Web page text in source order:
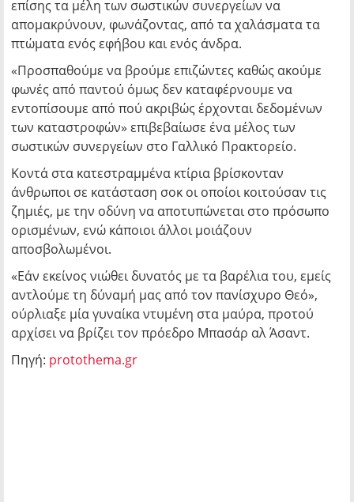
επίσης τα μέλη των σωστικών συνεργείων να
απομακρύνουν, φωνάζοντας, από τα χαλάσματα τα
πτώματα ενός εφήβου και ενός άνδρα.
«Προσπαθούμε να βρούμε επιζώντες καθώς ακούμε
φωνές από παντού όμως δεν καταφέρνουμε να
εντοπίσουμε από πού ακριβώς έρχονται δεδομένων
των καταστροφών» επιβεβαίωσε ένα μέλος των
σωστικών συνεργείων στο Γαλλικό Πρακτορείο.
Κοντά στα κατεστραμμένα κτίρια βρίσκονταν
άνθρωποι σε κατάσταση σοκ οι οποίοι κοιτούσαν τις
ζημιές, με την οδύνη να αποτυπώνεται στο πρόσωπο
ορισμένων, ενώ κάποιοι άλλοι μοιάζουν
αποσβολωμένοι.
«Εάν εκείνος νιώθει δυνατός με τα βαρέλια του, εμείς
αντλούμε τη δύναμή μας από τον πανίσχυρο Θεό»,
ούρλιαξε μία γυναίκα ντυμένη στα μαύρα, προτού
αρχίσει να βρίζει τον πρόεδρο Μπασάρ αλ Άσαντ.
Πηγή: protothema.gr